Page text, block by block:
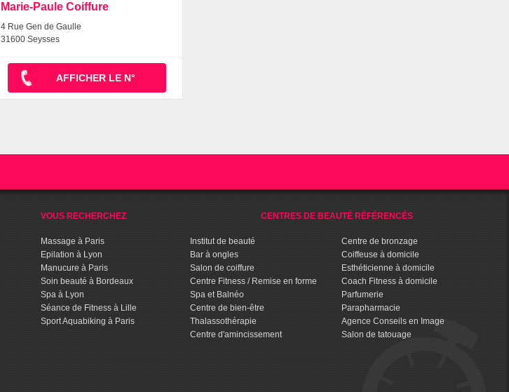
Marie-Paule Coiffure
4 Rue Gen de Gaulle
31600 Seysses
AFFICHER LE N°
VOUS RECHERCHEZ
Massage à Paris
Epilation à Lyon
Manucure à Paris
Soin beauté à Bordeaux
Spa à Lyon
Séance de Fitness à Lille
Sport Aquabiking à Paris
CENTRES DE BEAUTÉ RÉFÉRENCÉS
Institut de beauté
Bar à ongles
Salon de coiffure
Centre Fitness / Remise en forme
Spa et Balnéo
Centre de bien-être
Thalassothérapie
Centre d'amincissement
Centre de bronzage
Coiffeuse à domicile
Esthéticienne à domicile
Coach Fitness à domicile
Parfumerie
Parapharmacie
Agence Conseils en Image
Salon de tatouage